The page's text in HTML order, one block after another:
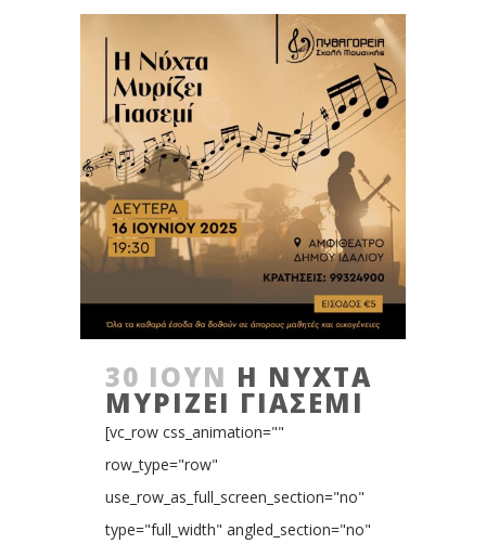
30 ΙΟΎΝ Η ΝΥΧΤΑ
ΜΥΡΙΖΕΙ ΓΙΑΣΕΜΙ
[vc_row css_animation=""
row_type="row"
use_row_as_full_screen_section="no"
type="full_width" angled_section="no"